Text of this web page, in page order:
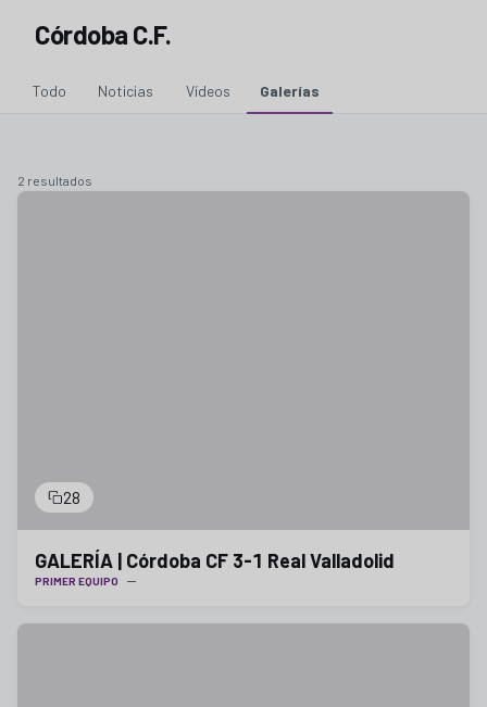
Córdoba C.F.
Todo Noticias Vídeos Galerías
2 resultados
28
GALERÍA | Córdoba CF 3-1 Real Valladolid
PRIMER EQUIPO